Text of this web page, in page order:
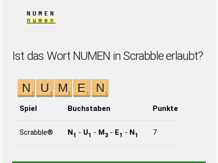
NUMEN
numen
Ist das Wort NUMEN in Scrabble erlaubt?
Spiel Buchstaben Punkte
Scrabble® N1 - U1 - M3 - E1 - N1 7